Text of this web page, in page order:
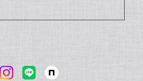
【本数多いほど1本価格がお得！】【ブルボン種Sグレード・バニラビーンズ・20本】
お値段も安くとても使いやすい